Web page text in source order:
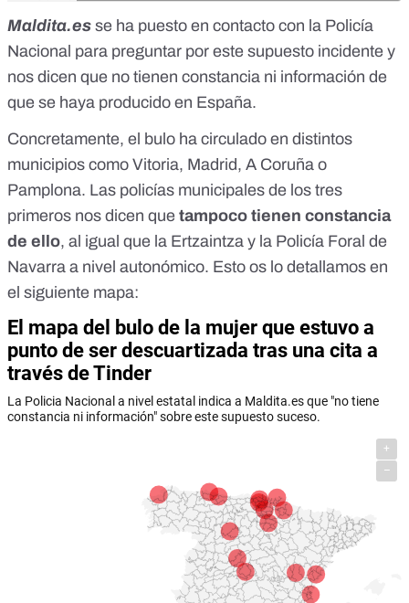
Maldita.es se ha puesto en contacto con la Policía
Nacional para preguntar por este supuesto incidente y
nos dicen que no tienen constancia ni información de
que se haya producido en España.
Concretamente, el bulo ha circulado en distintos
municipios como Vitoria, Madrid, A Coruña o
Pamplona. Las policías municipales de los tres
primeros nos dicen que tampoco tienen constancia
de ello, al igual que la Ertzaintza y la Policía Foral de
Navarra a nivel autonómico. Esto os lo detallamos en
el siguiente mapa: